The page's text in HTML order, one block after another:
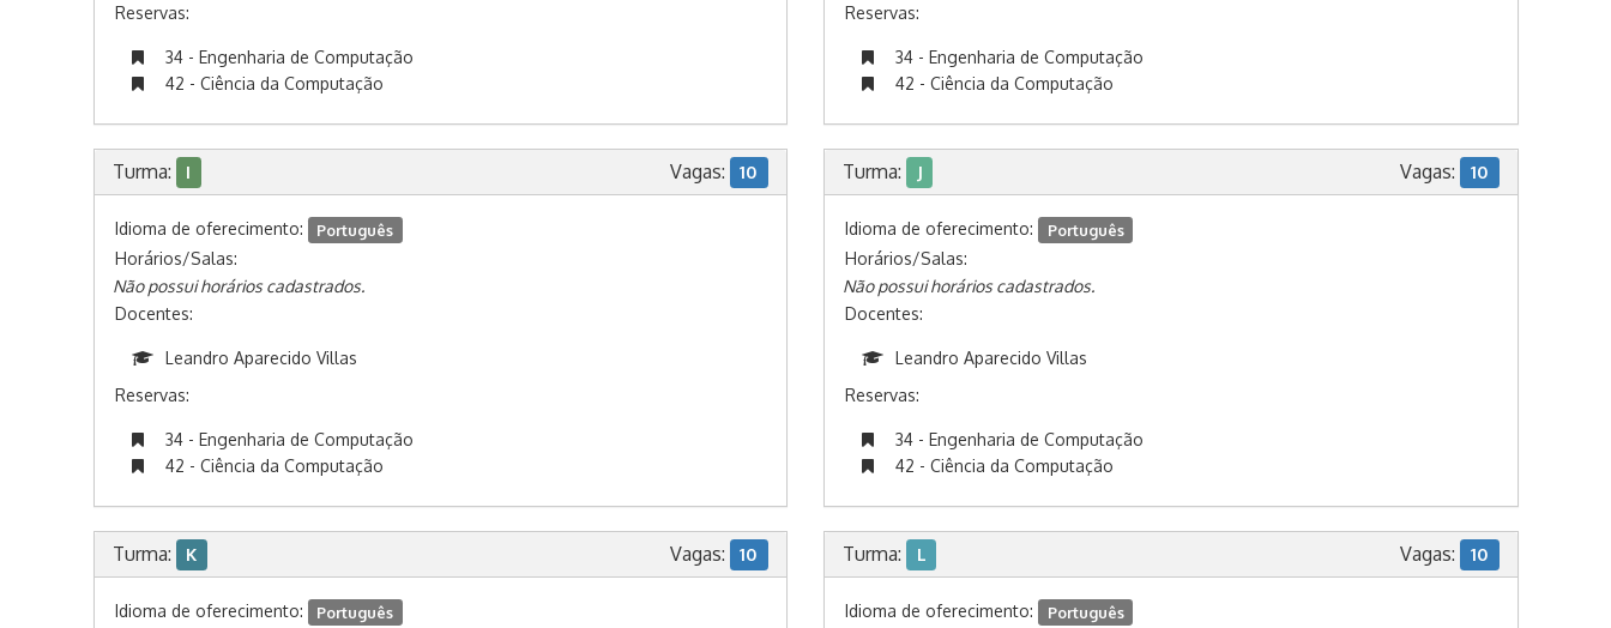
Reservas:
34 - Engenharia de Computação
42 - Ciência da Computação
Reservas:
34 - Engenharia de Computação
42 - Ciência da Computação
Turma: I Vagas: 10
Idioma de oferecimento: Português
Horários/Salas:
Não possui horários cadastrados.
Docentes:
Leandro Aparecido Villas
Reservas:
34 - Engenharia de Computação
42 - Ciência da Computação
Turma: J Vagas: 10
Idioma de oferecimento: Português
Horários/Salas:
Não possui horários cadastrados.
Docentes:
Leandro Aparecido Villas
Reservas:
34 - Engenharia de Computação
42 - Ciência da Computação
Turma: K Vagas: 10
Idioma de oferecimento: Português
Turma: L Vagas: 10
Idioma de oferecimento: Português